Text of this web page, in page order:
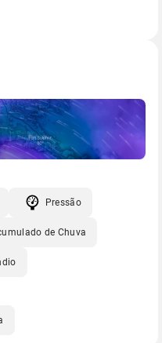
Pressão
de Chuva